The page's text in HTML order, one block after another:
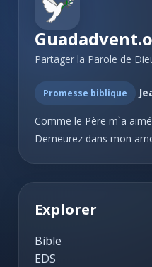
Partager la Parole de
Promesse biblique
Comme le Père m`a
Demeurez dans mon
Explorer
Bible
EDS